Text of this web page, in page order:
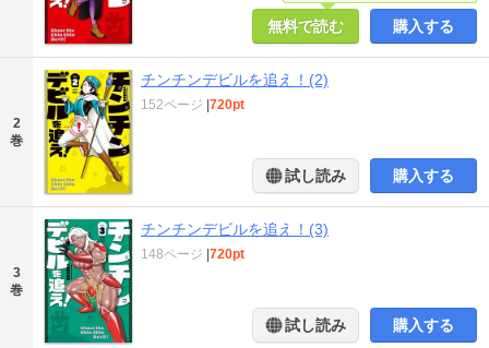
無料で読む 購入する
2
巻
チンチンデビルを追え！(2)
152ページ |720pt
試し読み 購入する
3
巻
チンチンデビルを追え！(3)
148ページ |720pt
試し読み 購入する